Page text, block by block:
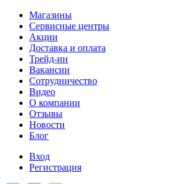
Магазины
Сервисные центры
Акции
Доставка и оплата
Трейд-ин
Вакансии
Сотрудничество
Видео
О компании
Отзывы
Новости
Блог
Вход
Регистрация